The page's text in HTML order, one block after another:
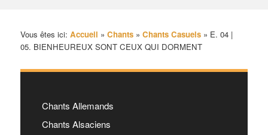
Vous êtes ici:Accueil »Chants »Chants Casuels » E. 04 |
05. BIENHEUREUX SONT CEUX QUI DORMENT
Chants Allemands
Chants Alsaciens